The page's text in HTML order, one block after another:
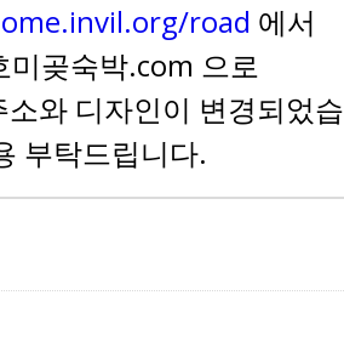
road 에서
곶숙박.com 으로
소와 디자인이 변경되었
부탁드립니다.